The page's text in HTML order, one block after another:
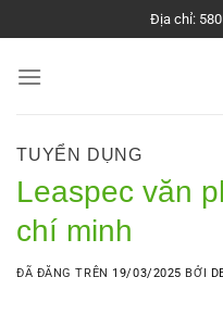
đến
nội
Địa chỉ:
TUYỂN DỤNG
​Leaspec văn
chí minh
ĐÃ ĐĂNG TRÊN 19/03/2025 BỞI